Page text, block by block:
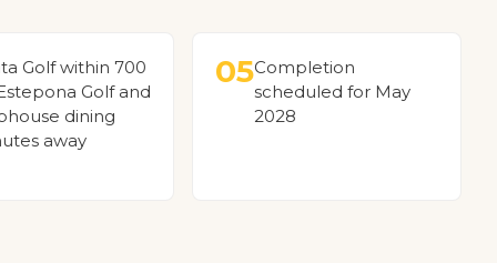
Golf within 700
Golf and
dining
away
05Completion
scheduled for May
2028